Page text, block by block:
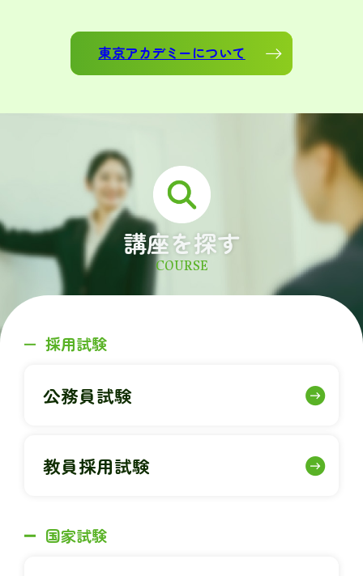
東京アカデミーについて
講座を探す
COURSE
採用試験
公務員試験
教員採用試験
国家試験